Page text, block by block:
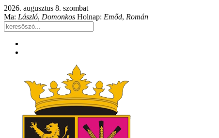
2026. augusztus 8. szombat
Ma: László, Domonkos Holnap: Emőd, Román